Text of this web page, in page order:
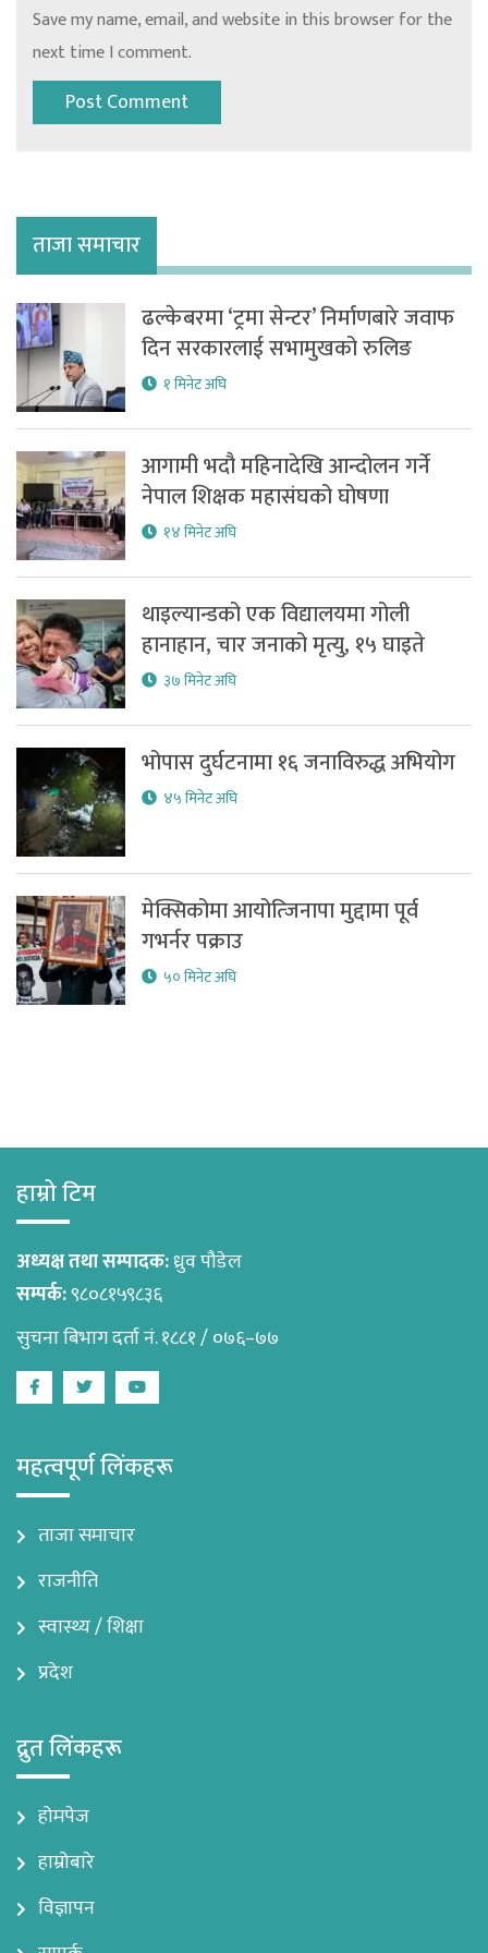
Save my name, email, and website in this browser for the
next time I comment.
ताजा समाचार
ढल्केबरमा ‘ट्रमा सेन्टर’ निर्माणबारे जवाफ
दिन सरकारलाई सभामुखको रुलिङ
१ मिनेट अघि
आगामी भदौ महिनादेखि आन्दोलन गर्ने
नेपाल शिक्षक महासंघको घोषणा
१४ मिनेट अघि
थाइल्यान्डको एक विद्यालयमा गोली
हानाहान, चार जनाको मृत्यु, १५ घाइते
३७ मिनेट अघि
भोपास दुर्घटनामा १६ जनाविरुद्ध अभियोग
४५ मिनेट अघि
मेक्सिकोमा आयोत्जिनापा मुद्दामा पूर्व
गभर्नर पक्राउ
५० मिनेट अघि
हाम्रो टिम
अध्यक्ष तथा सम्पादक:ध्रुव पौडेल
सम्पर्क:९८०८१५९८३६
सुचना बिभाग दर्ता नं. १८८१ / ०७६–७७
FacebookTwitterYoutube
महत्वपूर्ण लिंकहरू
ताजा समाचार
राजनीति
स्वास्थ्य / शिक्षा
प्रदेश
द्रुत लिंकहरू
होमपेज
हाम्रोबारे
विज्ञापन